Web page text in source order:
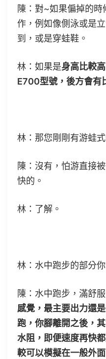
陳：對~如果偏掉的
作，例如像側泳或是
到，或是穿蛙鞋。
林：如果是身高比較
E700型號，後方會有
林：那您剛剛有游蛙
陳：沒有，怕游直接
快的。
林：了解。
林：水中跑步的部分
陳：水中跑步，滿舒服
感覺，最主要出力還
跑，你腳離開之後，
水阻，即便速度再快
較可以模擬在一般外